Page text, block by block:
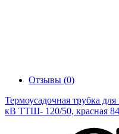
Отзывы (0)
Термоусадочная трубка
кВ ТТШ- 120/50, красная